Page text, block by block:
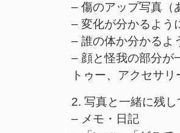
– 傷のアップ写真（
– 変化が分かるよう
– 誰の体か分かるよ
– 顔と怪我の部分が
トゥー、アクセサ
2. 写真と一緒に残
– メモ・日記